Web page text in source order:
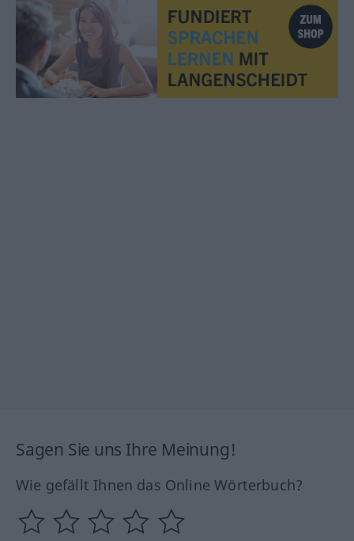
Sagen Sie uns Ihre Meinung!
Wie gefällt Ihnen das Online Wörterbuch?